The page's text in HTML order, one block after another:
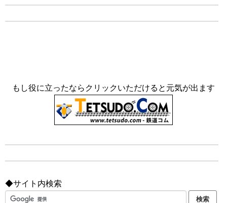
もし役に立ったならクリックいただけると元気が出ます
◆サイト内検索